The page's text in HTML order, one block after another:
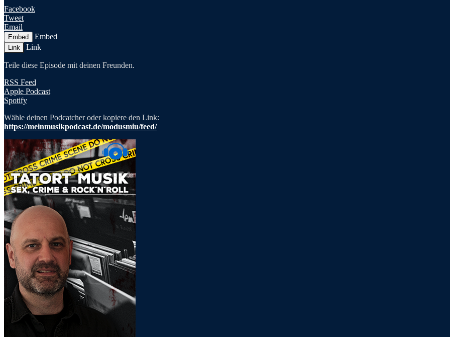
Facebook
Tweet
Email
Embed Embed
Link Link
Teile diese Episode mit deinen Freunden.
RSS Feed
Apple Podcast
Spotify
Wähle deinen Podcatcher oder kopiere den Link:
https://meinmusikpodcast.de/modusmiu/feed/